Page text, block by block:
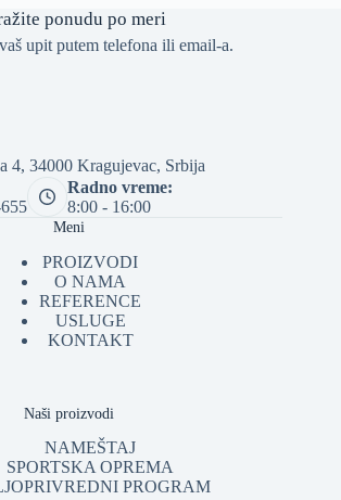
ponudu po meri
upit putem telefona ili email-a.
4, 34000 Kragujevac, Srbija
Radno vreme:
8:00 - 16:00
Meni
PROIZVODI
O NAMA
REFERENCE
USLUGE
KONTAKT
Naši proizvodi
NAMEŠTAJ
SPORTSKA OPREMA
PROGRAM